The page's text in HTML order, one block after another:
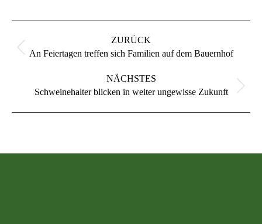
ZURÜCK
Vorheriger
An Feiertagen treffen sich Familien auf dem Bauernhof
NÄCHSTES
Nächster
Schweinehalter blicken in weiter ungewisse Zukunft